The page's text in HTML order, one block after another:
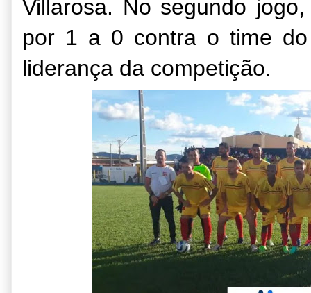
Villarosa. No segundo
por 1 a 0 contra o time
liderança da competição.